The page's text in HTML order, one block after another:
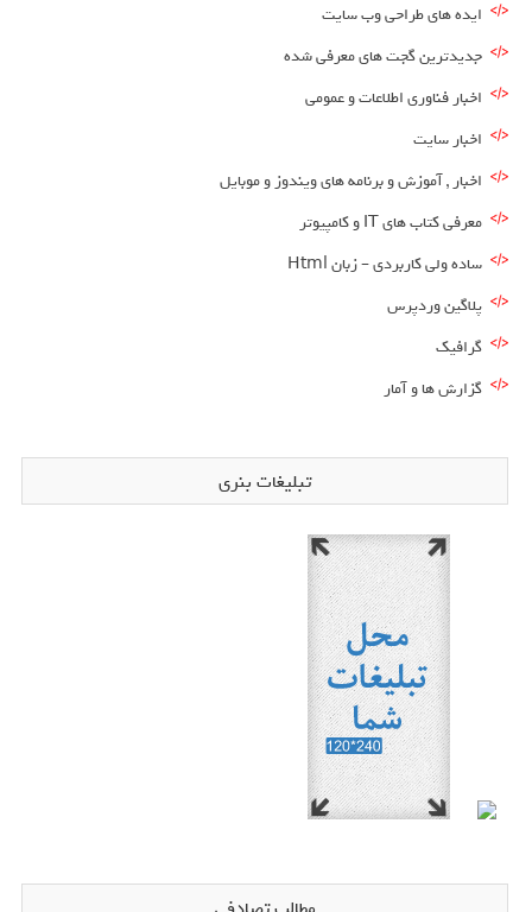
ایده های طراحی وب سایت
جدیدترین گجت های معرفی شده
اخبار فناوری اطلاعات و عمومی
اخبار سایت
اخبار , آموزش و برنامه های ویندوز و موبایل
معرفی کتاب های IT و کامپیوتر
ساده ولی کاربردی – زبان Html
پلاگین وردپرس
گرافیک
گزارش ها و آمار
تبلیغات بنری